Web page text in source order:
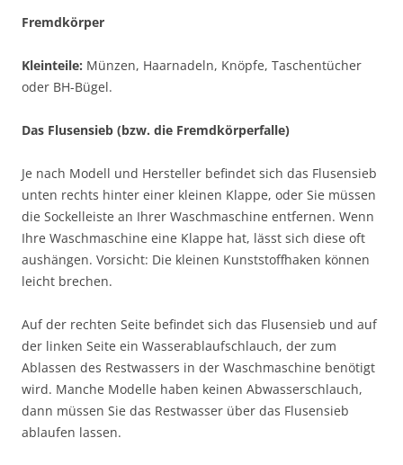
Fremdkörper
Kleinteile: Münzen, Haarnadeln, Knöpfe, Taschentücher
oder BH-Bügel.
Das Flusensieb (bzw. die Fremdkörperfalle)
Je nach Modell und Hersteller befindet sich das Flusensieb
unten rechts hinter einer kleinen Klappe, oder Sie müssen
die Sockelleiste an Ihrer Waschmaschine entfernen. Wenn
Ihre Waschmaschine eine Klappe hat, lässt sich diese oft
aushängen. Vorsicht: Die kleinen Kunststoffhaken können
leicht brechen.
Auf der rechten Seite befindet sich das Flusensieb und auf
der linken Seite ein Wasserablaufschlauch, der zum
Ablassen des Restwassers in der Waschmaschine benötigt
wird. Manche Modelle haben keinen Abwasserschlauch,
dann müssen Sie das Restwasser über das Flusensieb
ablaufen lassen.